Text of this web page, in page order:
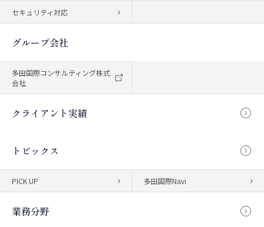
セキュリティ対応
グループ会社
多田国際コンサルティング株式
会社
クライアント実績
トピックス
PICK UP 多田国際Navi
業務分野